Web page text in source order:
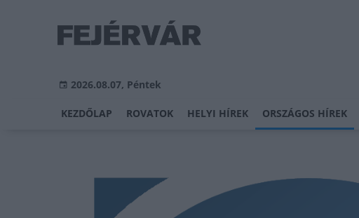
2026.08.07, Péntek
KEZDŐLAP ROVATOK HELYI HÍREK ORSZÁGOS HÍREK